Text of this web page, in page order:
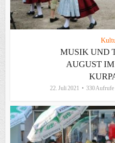
MUSIK UND
AUGUST
22. Juli 2021 330 Aufrufe